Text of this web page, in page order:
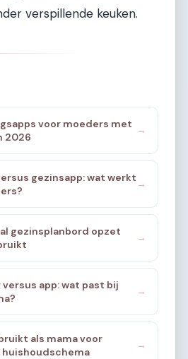
verspillende keuken.
voor moeders met
2026
→
gezinsapp: wat werkt
→
gezinsplanbord opzet
→
app: wat past bij
→
als mama voor
→